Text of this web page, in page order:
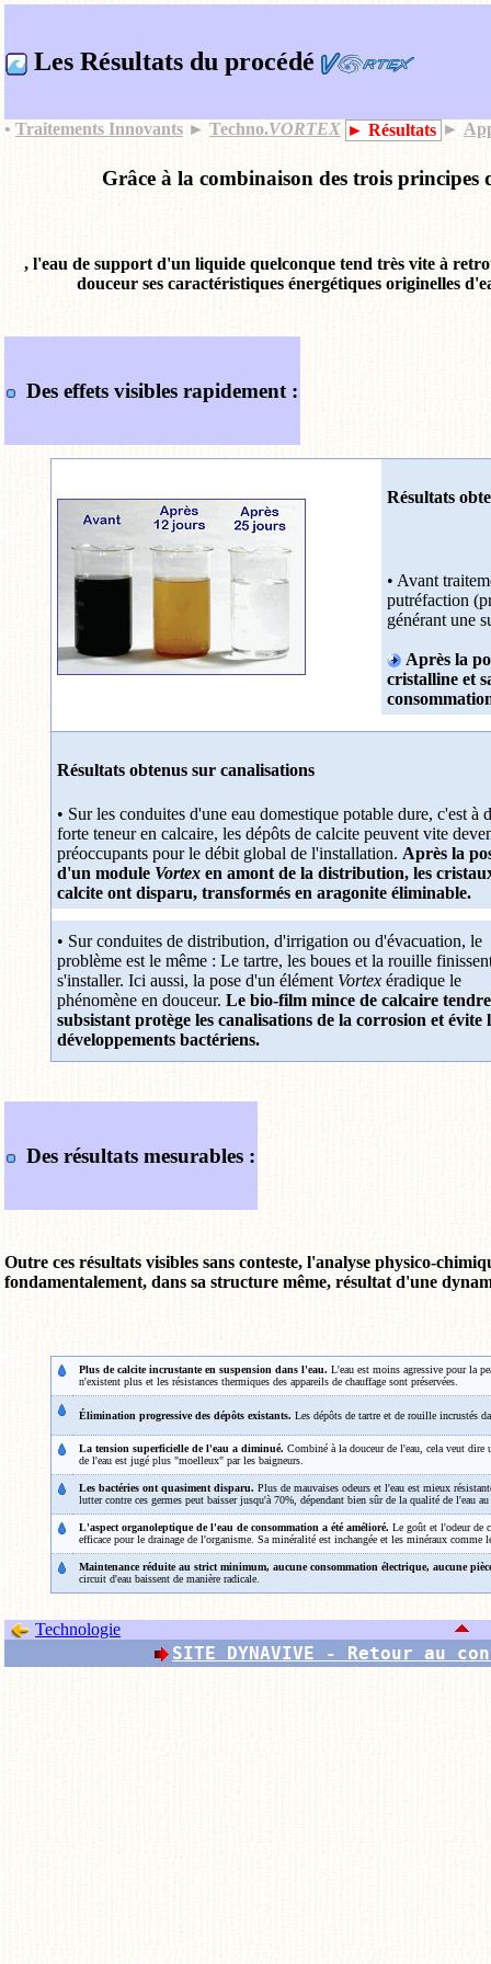
Les Résultats du procédé
• Traitements Innovants ► Techno.VORTEX ► Résultats ►
Grâce à la combinaison des trois principes
, l'eau de support d'un liquide quelconque tend très vite à
douceur ses caractéristiques énergétiques originelles
Des effets visibles rapidement :
Résultats
• Avant
putréfaction
générant une
Après la
cristalline et
Résultats obtenus sur canalisations
• Sur les conduites d'une eau domestique potable dure, c'est à
forte teneur en calcaire, les dépôts de calcite peuvent vite
préoccupants pour le débit global de l'installation. Après la
d'un module Vortex en amont de la distribution, les
calcite ont disparu, transformés en aragonite éliminable.
• Sur conduites de distribution, d'irrigation ou d'évacuation, le
problème est le même : Le tartre, les boues et la rouille
s'installer. Ici aussi, la pose d'un élément Vortex éradique le
phénomène en douceur. Le bio-film mince de calcaire tendre
subsistant protège les canalisations de la corrosion et évite
développements bactériens.
Des résultats mesurables :
Outre ces résultats visibles sans conteste, l'analyse physico-
fondamentalement, dans sa structure même, résultat d'une
Plus de calcite incrustante en suspension dans l'eau. L'eau est moins agressive pour la
n'existent plus et les résistances thermiques des appareils de chauffage sont préservées.
Élimination progressive des dépôts existants. Les dépôts de tartre et de rouille incrustés
La tension superficielle de l'eau a diminué. Combiné à la douceur de l'eau, cela veut dire
de l'eau est jugé plus "moelleux" par les baigneurs.
Les bactéries ont quasiment disparu. Plus de mauvaises odeurs et l'eau est mieux
lutter contre ces germes peut baisser jusqu'à 70%, dépendant bien sûr de la qualité de l'eau au
L'aspect organoleptique de l'eau de consommation a été amélioré. Le goût et l'odeur de
efficace pour le drainage de l'organisme. Sa minéralité est inchangée et les minéraux
Maintenance réduite au strict minimum, aucune consommation électrique, aucune
circuit d'eau baissent de manière radicale.
Technologie
SITE DYNAVIVE - Retour au